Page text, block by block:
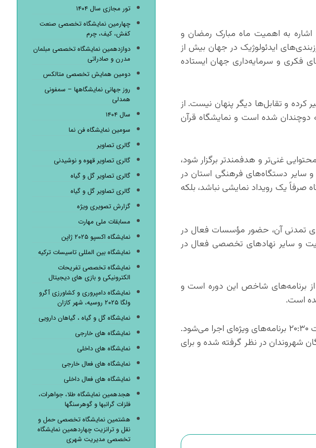
به اهمیت ماه مبارک رمضان و
ایدئولوژیک در جهان بیش از
فکری و سرمایه‌داری جهان ایستاده
کرده و تقابل‌ها دیگر پنهان نیست. از
دوچندان شده است و نمایشگاه قرآن
غنی‌تر و هدفمندتر برگزار شود،
سایر دستگاه‌های فرهنگی استان در
صرفاً یک رویداد نمایشی نباشد، بلکه
تمدنی آن، حضور مؤسسات فعال در
و سایر نهادهای تخصصی فعال در
از برنامه‌های شاخص این دوره است و
است.
وی همچنین گفت: نمایشگاه از ساعت ۱۶ تا ۲۲ پذیرای عموم مردم خواهد بود و هر شب از ساعت ۲۰:۳۰ برنامه‌های ویژه‌ای اجرا می‌شود.
شهروندان در نظر گرفته شده و برای
تور مجازی سال ۱۴۰۴
چهارمین نمایشگاه تخصصی صنعت
کفش، کیف، چرم
دوازدهمین نمایشگاه تخصصی مبلمان
مدرن و صادراتی
دومین همایش تخصصی متالکس
روز جهانی نمایشگاهها – سمفونی
همدلی
سال ۱۴۰۴
سومین نمایشگاه فن نما
گالری تصاویر
گالری تصاویر قهوه و نوشیدنی
گالری تصاویر گل و گیاه
گالری تصاویر گل و گیاه
گزارش تصویری ویژه
مسابقات ملی مهارت
نمایشگاه اکسپو ۲۰۲۵ ژاپن
نمایشگاه بین المللی تاسیسات ترکیه
نمایشگاه تخصصی تفریحات
الکترونیکی و بازی های دیجیتال
نمایشگاه دامپروری و کشاورزی آگرو
ولگا ۲۰۲۵ روسیه، شهر کازان
نمایشگاه گل و گیاه ، گیاهان دارویی
نمایشگاه های خارجی
نمایشگاه های داخلی
نمایشگاه های فعال خارجی
نمایشگاه های فعال داخلی
هجدهمین نمایشگاه طلا، جواهرات،
فلزات گرانبها و گوهرسنگها
هشتمین نمایشگاه تخصصی حمل و
نقل و ترانزیت چهاردهمین نمایشگاه
تخصصی مدیریت شهری